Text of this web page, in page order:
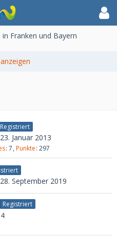
Franken und Bayern
Registriert
Januar 2013
7 Punkte 297
September 2019
Registriert